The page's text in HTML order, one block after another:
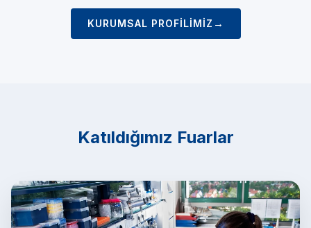
KURUMSAL PROFILIMIZ →
Katıldığımız Fuarlar